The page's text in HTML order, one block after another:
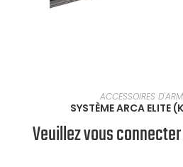
SÉLECTIONNER
ACCESSOIRES
SYSTÈME ARCA ELITE
Veuillez vous